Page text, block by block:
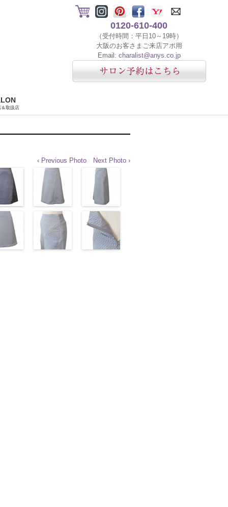
0120-610-400
（受付時間：平日10～19時）
大阪のお客さまご来店アポ用
Email: charalist@anys.co.jp
＆取扱店
‹ Previous Photo Next Photo ›